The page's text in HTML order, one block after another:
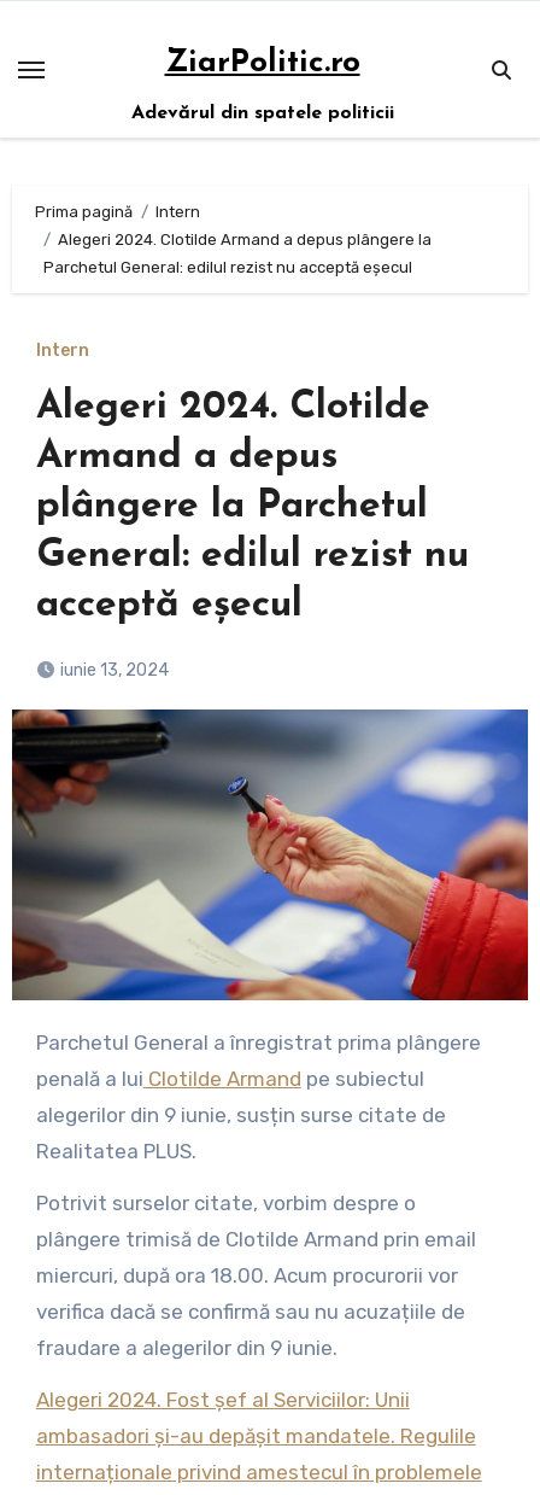
conținut
ZiarPolitic.ro
Adevărul din spatele politicii
Prima pagină
Intern
Alegeri 2024. Clotilde Armand a depus plângere la
Parchetul General: edilul rezist nu acceptă eșecul
Intern
Alegeri 2024. Clotilde
Armand a depus
plângere la Parchetul
General: edilul rezist nu
acceptă eșecul
iunie 13, 2024
Parchetul General a înregistrat prima plângere
penală a lui Clotilde Armand pe subiectul
alegerilor din 9 iunie, susțin surse citate de
Realitatea PLUS.
Potrivit surselor citate, vorbim despre o
plângere trimisă de Clotilde Armand prin email
miercuri, după ora 18.00. Acum procurorii vor
verifica dacă se confirmă sau nu acuzațiile de
fraudare a alegerilor din 9 iunie.
Alegeri 2024. Fost șef al Serviciilor: Unii
ambasadori și-au depășit mandatele. Regulile
internaționale privind amestecul în problemele